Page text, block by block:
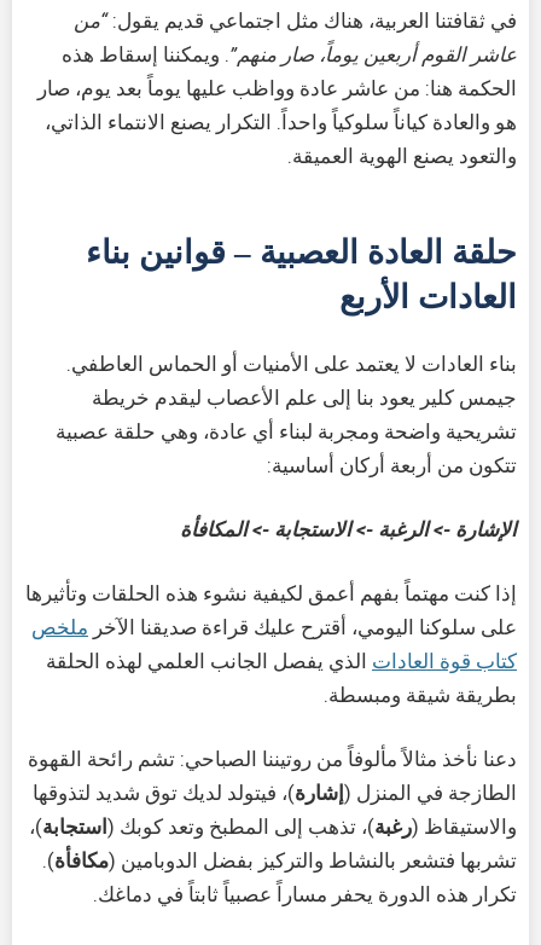
في ثقافتنا العربية، هناك مثل اجتماعي قديم يقول:“من
عاشر القوم أربعين يوماً، صار منهم”. ويمكننا إسقاط هذه
الحكمة هنا: من عاشر عادة وواظب عليها يوماً بعد يوم، صار
هو والعادة كياناً سلوكياً واحداً. التكرار يصنع الانتماء الذاتي،
والتعود يصنع الهوية العميقة.
حلقة العادة العصبية – قوانين بناء
العادات الأربع
بناء العادات لا يعتمد على الأمنيات أو الحماس العاطفي.
جيمس كلير يعود بنا إلى علم الأعصاب ليقدم خريطة
تشريحية واضحة ومجربة لبناء أي عادة، وهي حلقة عصبية
تتكون من أربعة أركان أساسية:
الإشارة -> الرغبة -> الاستجابة -> المكافأة
إذا كنت مهتماً بفهم أعمق لكيفية نشوء هذه الحلقات وتأثيرها
على سلوكنا اليومي، أقترح عليك قراءة صديقنا الآخر ملخص
كتاب قوة العادات الذي يفصل الجانب العلمي لهذه الحلقة
بطريقة شيقة ومبسطة.
دعنا نأخذ مثالاً مألوفاً من روتيننا الصباحي: تشم رائحة القهوة
الطازجة في المنزل (إشارة)، فيتولد لديك توق شديد لتذوقها
والاستيقاظ (رغبة)، تذهب إلى المطبخ وتعد كوبك ( استجابة)،
تشربها فتشعر بالنشاط والتركيز بفضل الدوبامين (مكافأة).
تكرار هذه الدورة يحفر مساراً عصبياً ثابتاً في دماغك.